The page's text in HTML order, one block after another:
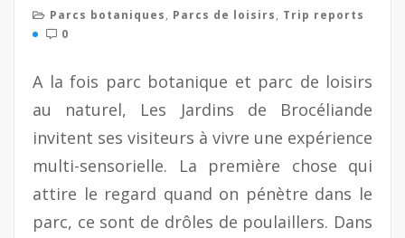
Parcs botaniques, Parcs de loisirs, Trip reports
0
A la fois parc botanique et parc de loisirs
au naturel, Les Jardins de Brocéliande
invitent ses visiteurs à vivre une expérience
multi-sensorielle. La première chose qui
attire le regard quand on pénètre dans le
parc, ce sont de drôles de poulaillers. Dans